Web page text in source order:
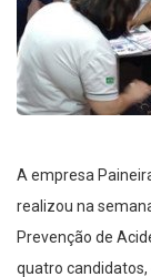
A empresa
realizou na
Prevenção de
quatro candidatos,